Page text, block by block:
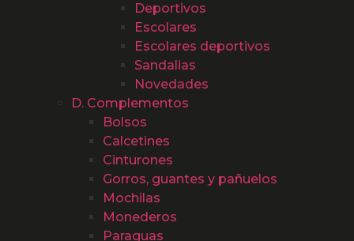
Deportivos
Escolares
Escolares deportivos
Sandalias
Novedades
D. Complementos
Bolsos
Calcetines
Cinturones
Gorros, guantes y pañuelos
Mochilas
Monederos
Paraguas